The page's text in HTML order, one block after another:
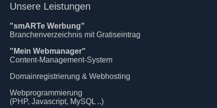
Unsere Leistungen
"smARTe Werbung"
Branchenverzeichnis mit Gratiseintrag
"Mein Webmanager"
Content-Management-System
Domainregistrierung & Webhosting
Webprogrammierung
(PHP, Javascript, MySQL ..)